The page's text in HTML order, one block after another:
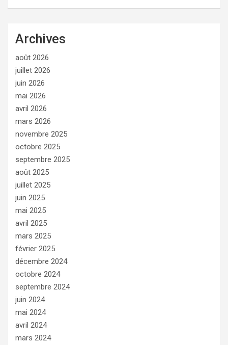
Archives
août 2026
juillet 2026
juin 2026
mai 2026
avril 2026
mars 2026
novembre 2025
octobre 2025
septembre 2025
août 2025
juillet 2025
juin 2025
mai 2025
avril 2025
mars 2025
février 2025
décembre 2024
octobre 2024
septembre 2024
juin 2024
mai 2024
avril 2024
mars 2024